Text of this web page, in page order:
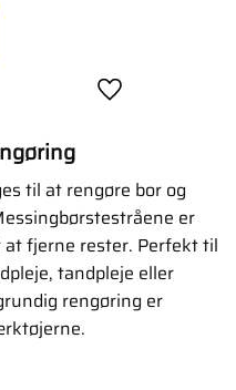
Gem som
til at rengøre bor og
er
fjerne rester. Perfekt til
tandpleje eller
rengøring er